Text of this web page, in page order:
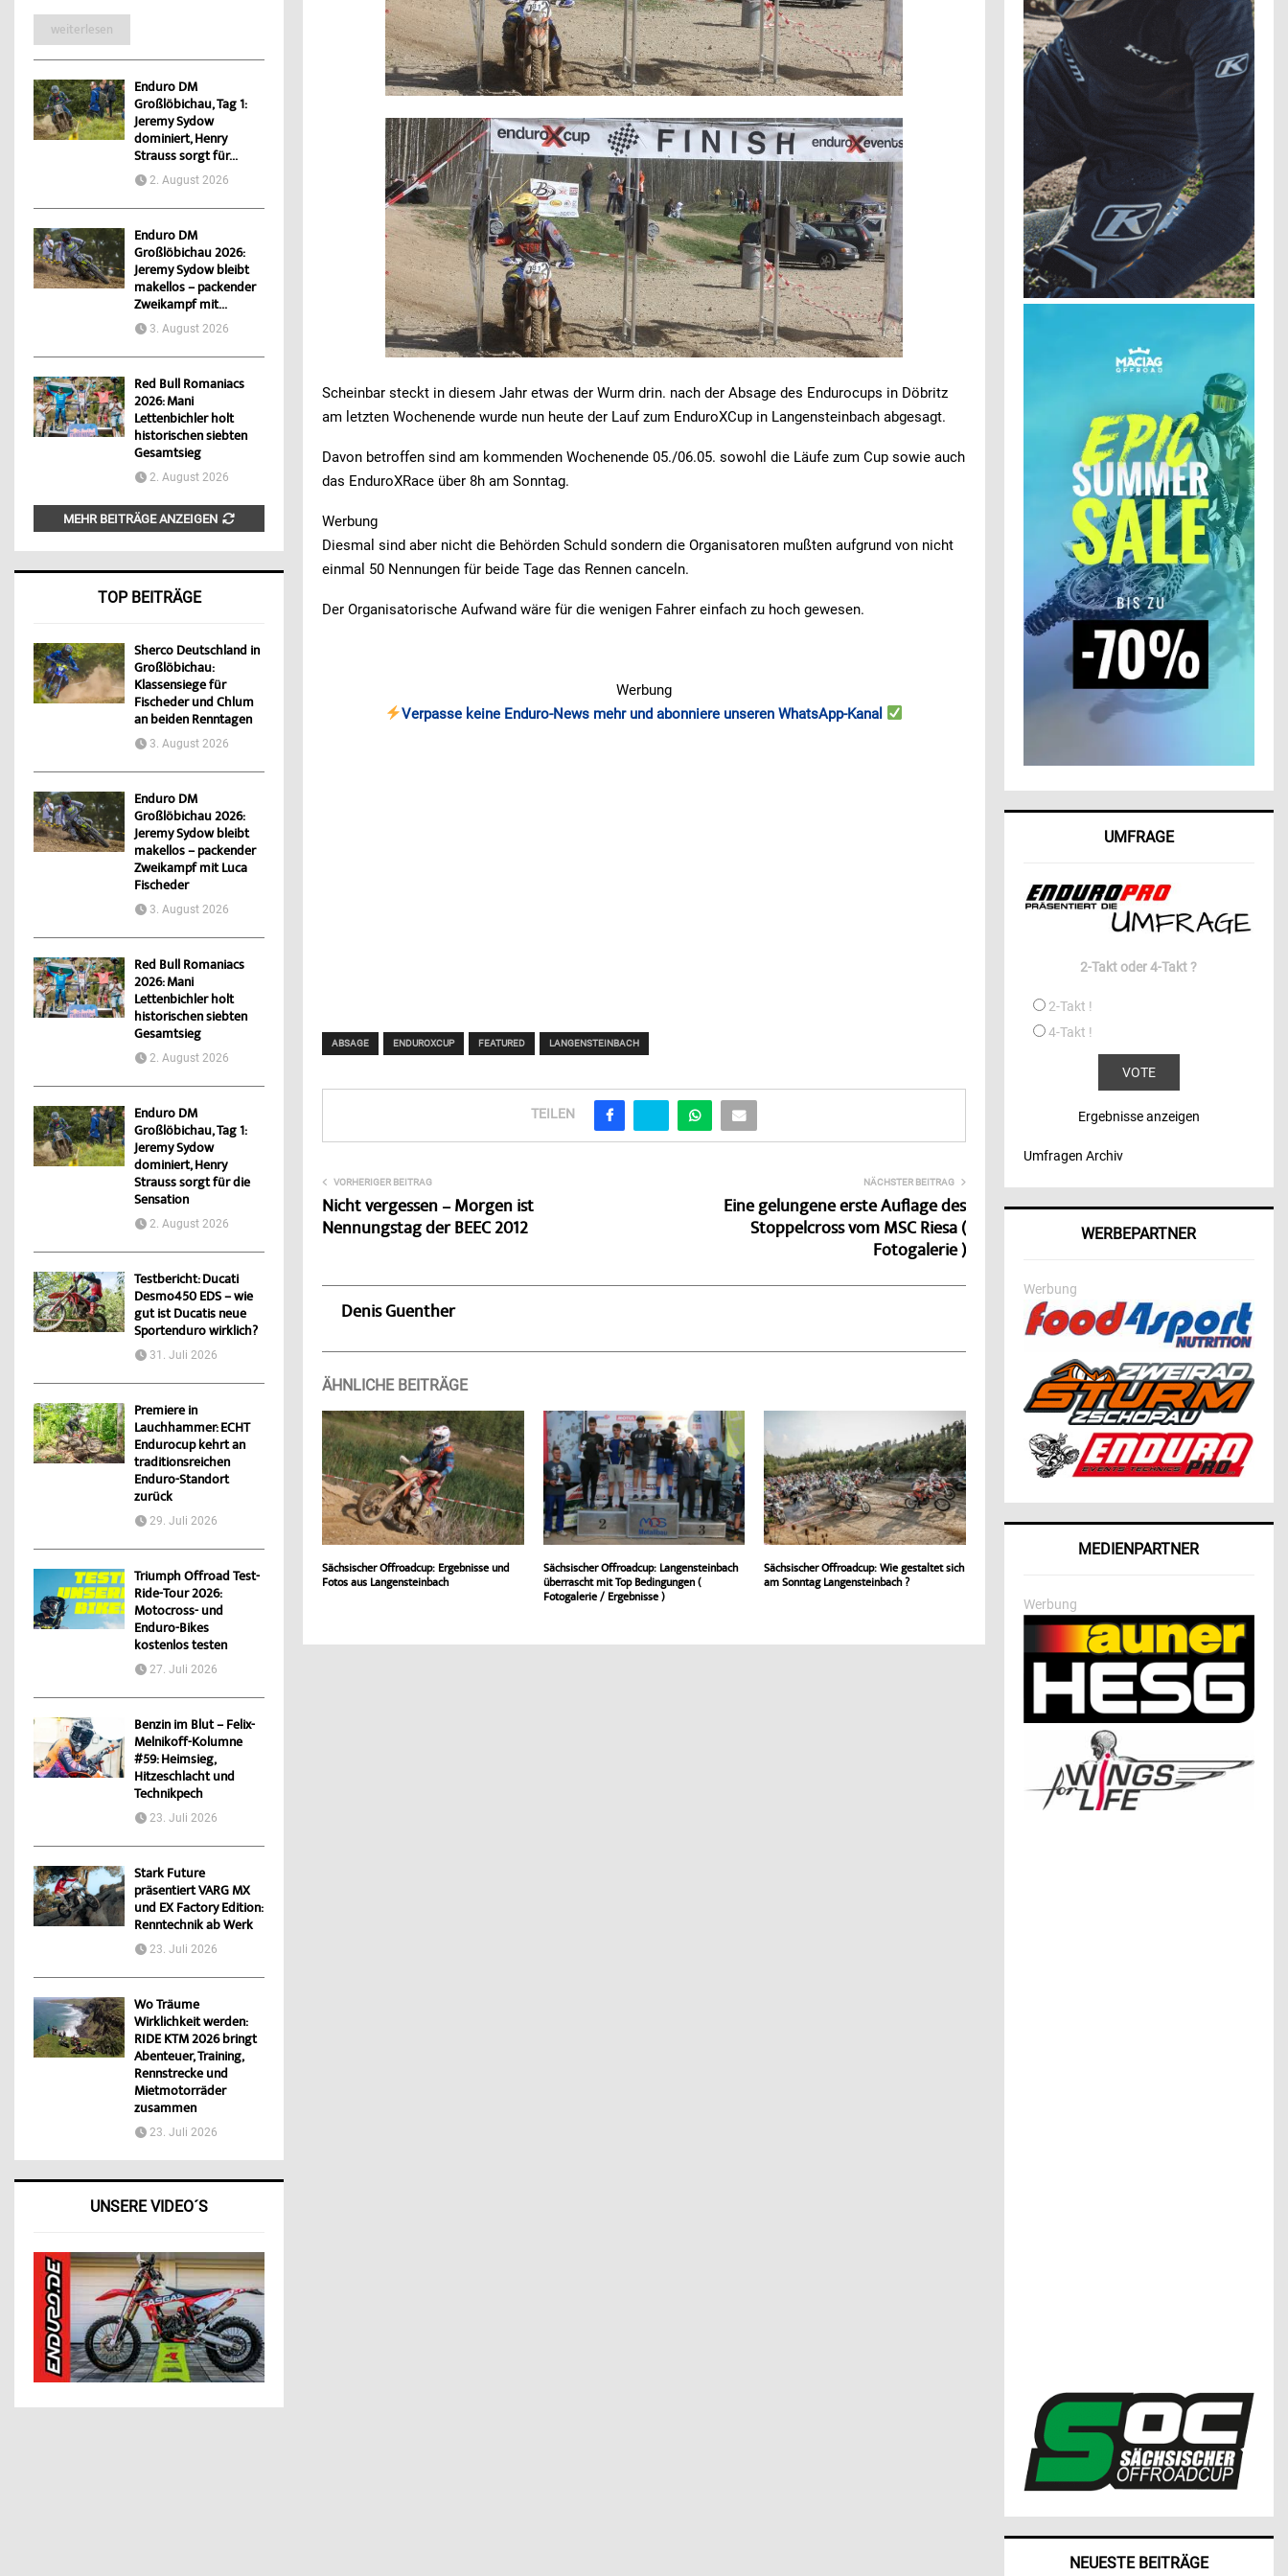
Scheinbar steckt in diesem Jahr etwas der Wurm drin. nach der Absage des Endurocups in Döbritz
am letzten Wochenende wurde nun heute der Lauf zum EnduroXCup in Langensteinbach abgesagt.
Davon betroffen sind am kommenden Wochenende 05./06.05. sowohl die Läufe zum Cup sowie auch
das EnduroXRace über 8h am Sonntag.
Werbung
Diesmal sind aber nicht die Behörden Schuld sondern die Organisatoren mußten aufgrund von nicht
einmal 50 Nennungen für beide Tage das Rennen canceln.
Der Organisatorische Aufwand wäre für die wenigen Fahrer einfach zu hoch gewesen.
Werbung
Verpasse keine Enduro-News mehr und abonniere unseren WhatsApp-Kanal
ABSAGE ENDUROXCUP FEATURED LANGENSTEINBACH
TEILEN
VORHERIGER BEITRAG
Nicht vergessen – Morgen ist
Nennungstag der BEEC 2012
NÄCHSTER BEITRAG
Eine gelungene erste Auflage des
Stoppelcross vom MSC Riesa (
Fotogalerie )
Denis Guenther
ÄHNLICHE BEITRÄGE
Sächsischer Offroadcup: Ergebnisse und
Fotos aus Langensteinbach
Sächsischer Offroadcup: Langensteinbach
überrascht mit Top Bedingungen (
Fotogalerie / Ergebnisse )
Sächsischer Offroadcup: Wie gestaltet sich
am Sonntag Langensteinbach ?
weiterlesen
Enduro DM
Großlöbichau, Tag 1:
Jeremy Sydow
dominiert, Henry
Strauss sorgt für...
2. August 2026
Enduro DM
Großlöbichau 2026:
Jeremy Sydow bleibt
makellos – packender
Zweikampf mit...
3. August 2026
Red Bull Romaniacs
2026: Mani
Lettenbichler holt
historischen siebten
Gesamtsieg
2. August 2026
MEHR BEITRÄGE ANZEIGEN
TOP BEITRÄGE
Sherco Deutschland in
Großlöbichau:
Klassensiege für
Fischeder und Chlum
an beiden Renntagen
3. August 2026
Enduro DM
Großlöbichau 2026:
Jeremy Sydow bleibt
makellos – packender
Zweikampf mit Luca
Fischeder
3. August 2026
Red Bull Romaniacs
2026: Mani
Lettenbichler holt
historischen siebten
Gesamtsieg
2. August 2026
Enduro DM
Großlöbichau, Tag 1:
Jeremy Sydow
dominiert, Henry
Strauss sorgt für die
Sensation
2. August 2026
Testbericht: Ducati
Desmo450 EDS – wie
gut ist Ducatis neue
Sportenduro wirklich?
31. Juli 2026
Premiere in
Lauchhammer: ECHT
Endurocup kehrt an
traditionsreichen
Enduro-Standort
zurück
29. Juli 2026
Triumph Offroad Test-
Ride-Tour 2026:
Motocross- und
Enduro-Bikes
kostenlos testen
27. Juli 2026
Benzin im Blut – Felix-
Melnikoff-Kolumne
#59: Heimsieg,
Hitzeschlacht und
Technikpech
23. Juli 2026
Stark Future
präsentiert VARG MX
und EX Factory Edition:
Renntechnik ab Werk
23. Juli 2026
Wo Träume
Wirklichkeit werden:
RIDE KTM 2026 bringt
Abenteuer, Training,
Rennstrecke und
Mietmotorräder
zusammen
23. Juli 2026
UNSERE VIDEO´S
UMFRAGE
2-Takt oder 4-Takt ?
2-Takt !
4-Takt !
Ergebnisse anzeigen
Umfragen Archiv
WERBEPARTNER
Werbung
MEDIENPARTNER
Werbung
NEUESTE BEITRÄGE